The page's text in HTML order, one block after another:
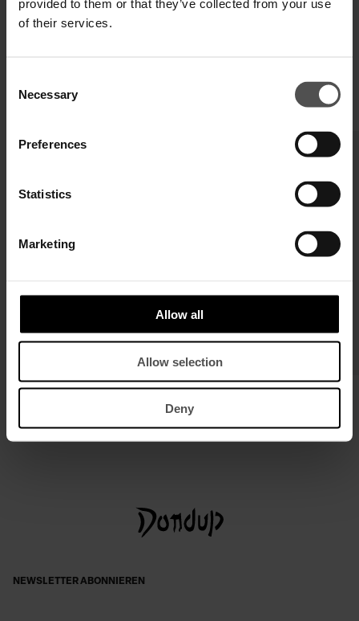
provided to them or that they’ve collected from your use
of their services.
Selection
Necessary
Preferences
Statistics
Marketing
Allow all
Allow selection
Deny
Overall in normaler Passform aus
Midikleid aus Bi-Stretchstoff
NEWSLETTER ABONNIEREN